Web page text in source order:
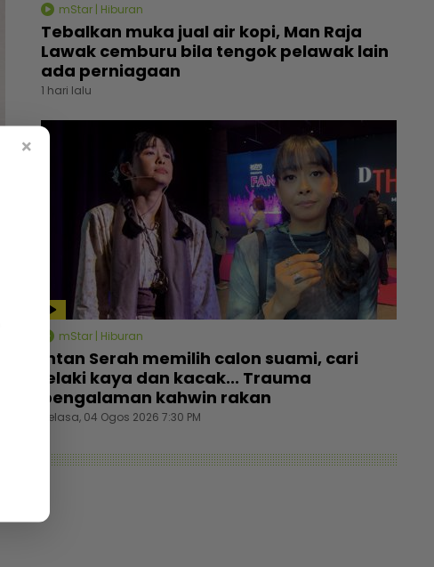
mStar | Hiburan
Tebalkan muka jual air kopi, Man Raja
Lawak cemburu bila tengok pelawak lain
ada perniagaan
1 hari lalu
mStar | Hiburan
Intan Serah memilih calon suami, cari
lelaki kaya dan kacak... Trauma
pengalaman kahwin rakan
Selasa, 04 Ogos 2026 7:30 PM
×